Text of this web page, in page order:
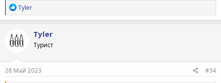
Р
е
а
ц
и
:
Tyler
Tyler
Турист
28 Май 2023 #34